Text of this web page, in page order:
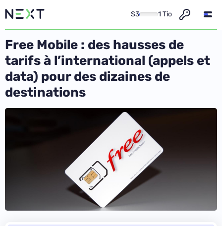
S3 1 Tio
Free Mobile : des hausses de
tarifs à l’international (appels et
data) pour des dizaines de
destinations